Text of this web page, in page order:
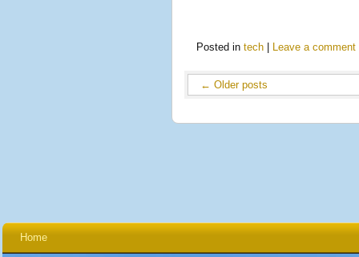
Posted in tech Leave a comment
← Older posts
Home